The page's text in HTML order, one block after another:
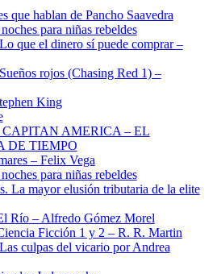
que hablan de Pancho Saavedra
para niñas rebeldes
que el dinero sí puede comprar –
rojos (Chasing Red 1) –
King
AMERICA – EL
DE TIEMPO
– Felix Vega
para niñas rebeldes
La mayor elusión tributaria de la elite
Río – Alfredo Gómez Morel
Ficción 1 y 2 – R. R. Martin
culpas del vicario por Andrea